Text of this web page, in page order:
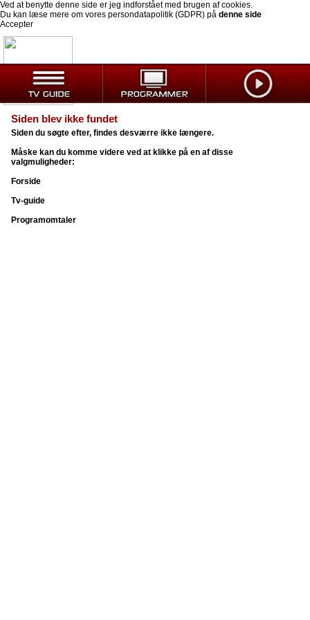
Ved at benytte denne side er jeg indforstået med brugen af cookies.
Du kan læse mere om vores persondatapolitik (GDPR) på denne side
Accepter
Siden blev ikke fundet
Siden du søgte efter, findes desværre ikke længere.
Måske kan du komme videre ved at klikke på en af disse
valgmuligheder:
Forside
Tv-guide
Programomtaler